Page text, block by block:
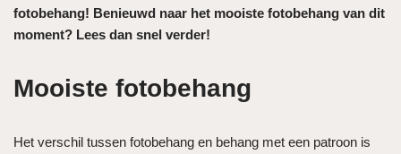
fotobehang! Benieuwd naar het mooiste fotobehang van dit
moment? Lees dan snel verder!
Mooiste fotobehang
Het verschil tussen fotobehang en behang met een patroon is